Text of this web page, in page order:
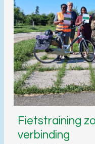
Fietstraining
verbinding